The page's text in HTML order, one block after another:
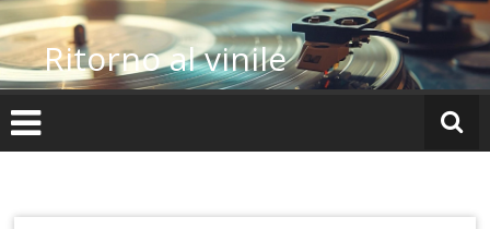
Vai
al
contenutoRitorno al vinile